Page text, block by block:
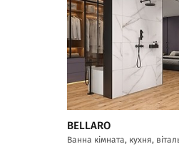
BELLARO
Ванна кімната, кухня,